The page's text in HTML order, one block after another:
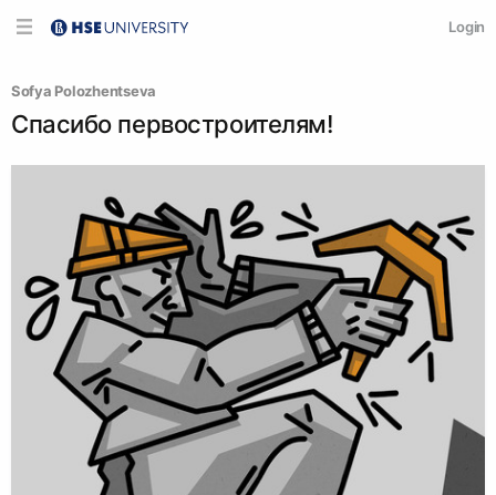
Login
Sofya Polozhentseva
Спасибо первостроителям!